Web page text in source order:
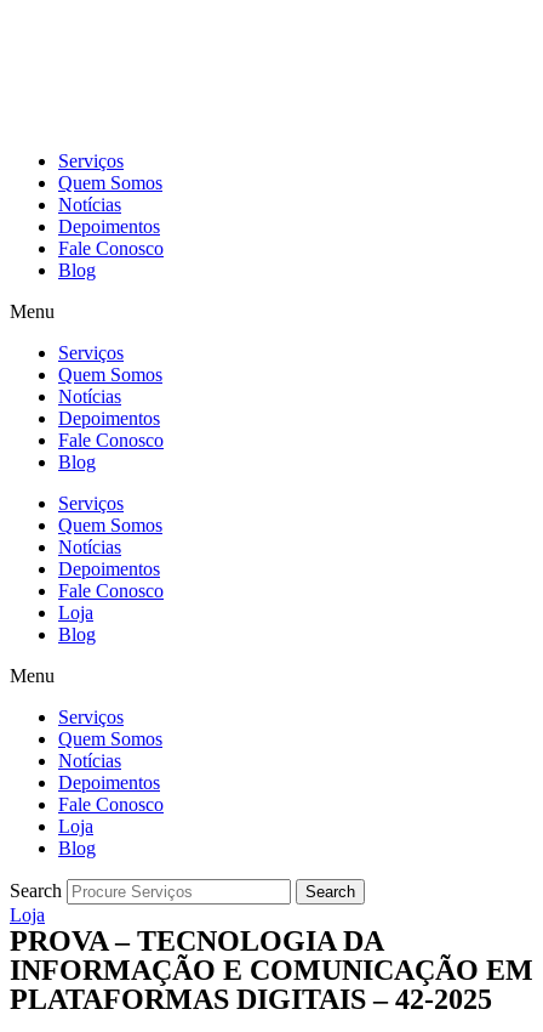
Serviços
Quem Somos
Notícias
Depoimentos
Fale Conosco
Blog
Menu
Serviços
Quem Somos
Notícias
Depoimentos
Fale Conosco
Blog
Serviços
Quem Somos
Notícias
Depoimentos
Fale Conosco
Loja
Blog
Menu
Serviços
Quem Somos
Notícias
Depoimentos
Fale Conosco
Loja
Blog
Search Search
Loja
PROVA – TECNOLOGIA DA
INFORMAÇÃO E COMUNICAÇÃO EM
PLATAFORMAS DIGITAIS – 42-2025